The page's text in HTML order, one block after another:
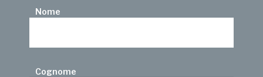
Nome
Cognome